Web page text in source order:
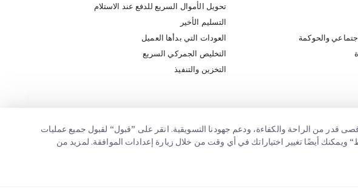
والحوكمة
تحويل الأموال السريع للدفع عند الاستلام
التسليم الأخير
العودات التي بدأها العميل
التخليص الجمركي السريع
التخزين والتنفيذ
قدر من الراحة والكفاءة، ودعم جهودنا التسويقية. انقر على ”قبول“ لقبول جميع عمليات
ويمكنك أيضًا تغيير اختياراتك في أي وقت من خلال زيارة إعدادات الموافقة. لمزيد من